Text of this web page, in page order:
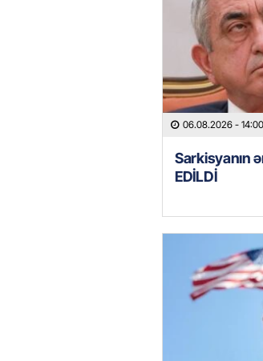
06.08.2026 - 14:00
Sarkisyanın
EDİLDİ